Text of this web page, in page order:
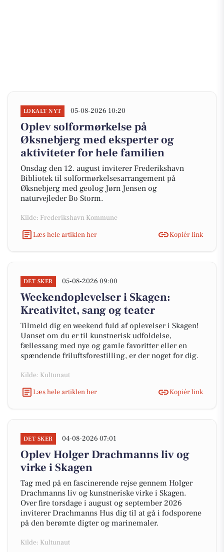
LOKALT NYT 05-08-2026 10:20
Oplev solformørkelse på
Øksnebjerg med eksperter og
aktiviteter for hele familien
Onsdag den 12. august inviterer Frederikshavn
Bibliotek til solformørkelsesarrangement på
Øksnebjerg med geolog Jørn Jensen og
naturvejleder Bo Storm.
Kilde: Frederikshavn Kommune
Læs hele artiklen her
Kopiér link
DET SKER 05-08-2026 09:00
Weekendoplevelser i Skagen:
Kreativitet, sang og teater
Tilmeld dig en weekend fuld af oplevelser i Skagen!
Uanset om du er til kunstnerisk udfoldelse,
fællessang med nye og gamle favoritter eller en
spændende friluftsforestilling, er der noget for dig.
Kilde: Kultunaut
Læs hele artiklen her
Kopiér link
DET SKER 04-08-2026 07:01
Oplev Holger Drachmanns liv og
virke i Skagen
Tag med på en fascinerende rejse gennem Holger
Drachmanns liv og kunstneriske virke i Skagen.
Over fire torsdage i august og september 2026
inviterer Drachmanns Hus dig til at gå i fodsporene
på den berømte digter og marinemaler.
Kilde: Kultunaut